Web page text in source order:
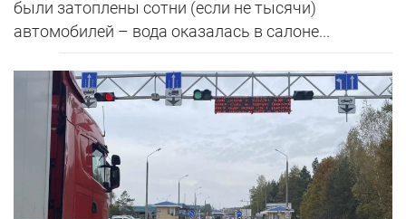
были затоплены сотни (если не тысячи)
автомобилей – вода оказалась в салоне...